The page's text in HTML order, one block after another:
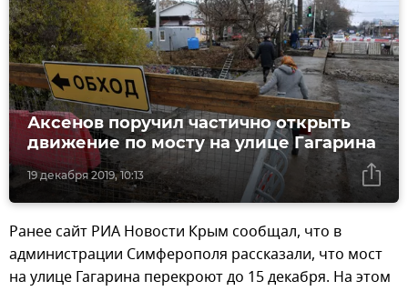
19 декабря 2019, 10:13
Аксенов поручил частично открыть
движение по мосту на улице Гагарина
Ранее сайт РИА Новости Крым сообщал, что в
администрации Симферополя рассказали, что мост
на улице Гагарина перекроют до 15 декабря. На этом